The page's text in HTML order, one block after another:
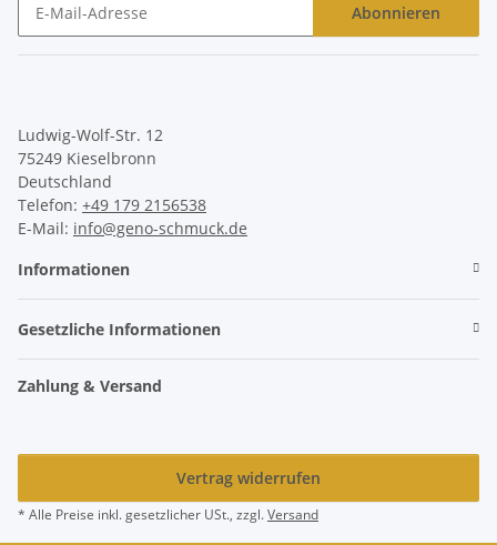
Abonnieren
Ludwig-Wolf-Str. 12
75249 Kieselbronn
Deutschland
Telefon: +49 179 2156538
E-Mail: info@geno-schmuck.de
Informationen
Gesetzliche Informationen
Zahlung & Versand
Vertrag widerrufen
* Alle Preise inkl. gesetzlicher USt., zzgl.Versand